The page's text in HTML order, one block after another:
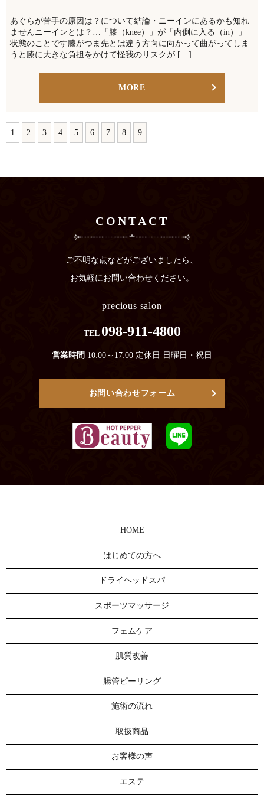
あぐらが苦手の原因は？について結論・ニーインにあるかも知れ
ませんニーインとは？…「膝（knee）」が「内側に入る（in）」
状態のことです膝がつま先とは違う方向に向かって曲がってしま
うと膝に大きな負担をかけて怪我のリスクが […]
MORE
1 2 3 4 5 6 7 8 9
CONTACT
ご不明な点などがございましたら、
お気軽にお問い合わせください。
precious salon
TEL 098-911-4800
営業時間 10:00～17:00 定休日 日曜日・祝日
お問い合わせフォーム
HOME
はじめての方へ
ドライヘッドスパ
スポーツマッサージ
フェムケア
肌質改善
腸管ピーリング
施術の流れ
取扱商品
お客様の声
エステ